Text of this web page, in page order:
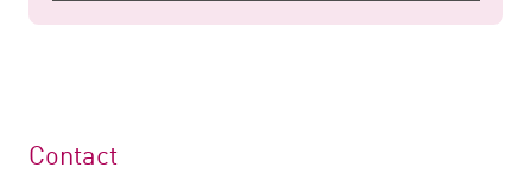
Contact